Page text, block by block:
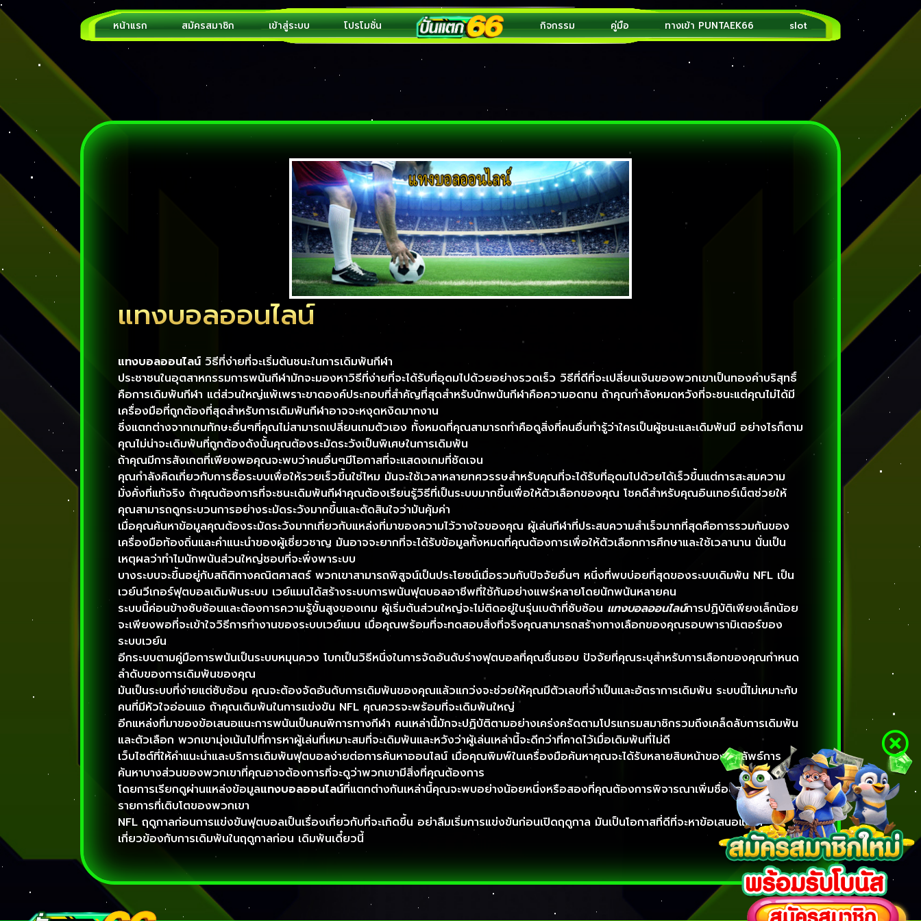
หน้าแรก สมัครสมาชิก เข้าสู่ระบบ โปรโมชั่น กิจกรรม คู่มือ ทางเข้า PUNTAEK66 slot
แทงบอลออนไลน์
แทงบอลออนไลน์ วิธีที่ง่ายที่จะเริ่มต้นชนะในการเดิมพันกีฬา
ประชาชนในอุตสาหกรรมการพนันกีฬามักจะมองหาวิธีที่ง่ายที่จะได้รับที่อุดมไปด้วยอย่างรวดเร็ว วิธีที่ดีที่จะเปลี่ยนเงินของพวกเขาเป็นทองคําบริสุทธิ์
คือการเดิมพันกีฬา แต่ส่วนใหญ่แพ้เพราะขาดองค์ประกอบที่สําคัญที่สุดสําหรับนักพนันกีฬาคือความอดทน ถ้าคุณกำลังหมดหวังที่จะชนะแต่คุณไม่ได้มี
เครื่องมือที่ถูกต้องที่สุดสำหรับการเดิมพันกีฬาอาจจะหงุดหงิดมากงาน
ซึ่งแตกต่างจากเกมทักษะอื่นๆที่คุณไม่สามารถเปลี่ยนเกมตัวเอง ทั้งหมดที่คุณสามารถทำคือดูสิ่งที่คนอื่นทำรู้ว่าใครเป็นผู้ชนะและเดิมพันมี อย่างไรก็ตาม
คุณไม่น่าจะเดิมพันที่ถูกต้องดังนั้นคุณต้องระมัดระวังเป็นพิเศษในการเดิมพัน
ถ้าคุณมีการสังเกตที่เพียงพอคุณจะพบว่าคนอื่นๆมีโอกาสที่จะแสดงเกมที่ชัดเจน
คุณกำลังคิดเกี่ยวกับการซื้อระบบเพื่อให้รวยเร็วขึ้นใช่ไหม มันจะใช้เวลาหลายทศวรรษสำหรับคุณที่จะได้รับที่อุดมไปด้วยได้เร็วขึ้นแต่การสะสมความ
มั่งคั่งที่แท้จริง ถ้าคุณต้องการที่จะชนะเดิมพันกีฬาคุณต้องเรียนรู้วิธีที่เป็นระบบมากขึ้นเพื่อให้ตัวเลือกของคุณ โชคดีสำหรับคุณอินเทอร์เน็ตช่วยให้
คุณสามารถดูกระบวนการอย่างระมัดระวังมากขึ้นและตัดสินใจว่ามันคุ้มค่า
เมื่อคุณค้นหาข้อมูลคุณต้องระมัดระวังมากเกี่ยวกับแหล่งที่มาของความไว้วางใจของคุณ ผู้เล่นกีฬาที่ประสบความสำเร็จมากที่สุดคือการรวมกันของ
เครื่องมือท้องถิ่นและคำแนะนำของผู้เชี่ยวชาญ มันอาจจะยากที่จะได้รับข้อมูลทั้งหมดที่คุณต้องการเพื่อให้ตัวเลือกการศึกษาและใช้เวลานาน นั่นเป็น
เหตุผลว่าทำไมนักพนันส่วนใหญ่ชอบที่จะพึ่งพาระบบ
บางระบบจะขึ้นอยู่กับสถิติทางคณิตศาสตร์ พวกเขาสามารถพิสูจน์เป็นประโยชน์เมื่อรวมกับปัจจัยอื่นๆ หนึ่งที่พบบ่อยที่สุดของระบบเดิมพัน NFL เป็น
เวย์นวีเกอร์ฟุตบอลเดิมพันระบบ เวย์แมนได้สร้างระบบการพนันฟุตบอลอาชีพที่ใช้กันอย่างแพร่หลายโดยนักพนันหลายคน
ระบบนี้ค่อนข้างซับซ้อนและต้องการความรู้ขั้นสูงของเกม ผู้เริ่มต้นส่วนใหญ่จะไม่ติดอยู่ในรุ่นเบต้าที่ซับซ้อน แทงบอลออนไลน์การปฏิบัติเพียงเล็กน้อย
จะเพียงพอที่จะเข้าใจวิธีการทำงานของระบบเวย์แมน เมื่อคุณพร้อมที่จะทดสอบสิ่งที่จริงคุณสามารถสร้างทางเลือกของคุณรอบพารามิเตอร์ของ
ระบบเวย์น
อีกระบบตามคู่มือการพนันเป็นระบบหมุนควง โบกเป็นวิธีหนึ่งในการจัดอันดับร่างฟุตบอลที่คุณชื่นชอบ ปัจจัยที่คุณระบุสำหรับการเลือกของคุณกำหนด
ลำดับของการเดิมพันของคุณ
มันเป็นระบบที่ง่ายแต่ซับซ้อน คุณจะต้องจัดอันดับการเดิมพันของคุณแล้วแกว่งจะช่วยให้คุณมีตัวเลขที่จำเป็นและอัตราการเดิมพัน ระบบนี้ไม่เหมาะกับ
คนที่มีหัวใจอ่อนแอ ถ้าคุณเดิมพันในการแข่งขัน NFL คุณควรจะพร้อมที่จะเดิมพันใหญ่
อีกแหล่งที่มาของข้อเสนอแนะการพนันเป็นคนพิการทางกีฬา คนเหล่านี้มักจะปฏิบัติตามอย่างเคร่งครัดตามโปรแกรมสมาชิกรวมถึงเคล็ดลับการเดิมพัน
และตัวเลือก พวกเขามุ่งเน้นไปที่การหาผู้เล่นที่เหมาะสมที่จะเดิมพันและหวังว่าผู้เล่นเหล่านี้จะดีกว่าที่คาดไว้เมื่อเดิมพันที่ไม่ดี
เว็บไซต์ที่ให้คำแนะนำและบริการเดิมพันฟุตบอลง่ายต่อการค้นหาออนไลน์ เมื่อคุณพิมพ์ในเครื่องมือค้นหาคุณจะได้รับหลายสิบหน้าของผลลัพธ์การ
ค้นหาบางส่วนของพวกเขาที่คุณอาจต้องการที่จะดูว่าพวกเขามีสิ่งที่คุณต้องการ
โดยการเรียกดูผ่านแหล่งข้อมูลแทงบอลออนไลน์ที่แตกต่างกันเหล่านี้คุณจะพบอย่างน้อยหนึ่งหรือสองที่คุณต้องการพิจารณาเพิ่มชื่อของคุณใน
รายการที่เติบโตของพวกเขา
NFL ฤดูกาลก่อนการแข่งขันฟุตบอลเป็นเรื่องเกี่ยวกับที่จะเกิดขึ้น อย่าลืมเริ่มการแข่งขันก่อนเปิดฤดูกาล มันเป็นโอกาสที่ดีที่จะหาข้อเสนอแนะที่
เกี่ยวข้องกับการเดิมพันในฤดูกาลก่อน เดิมพันเดี๋ยวนี้